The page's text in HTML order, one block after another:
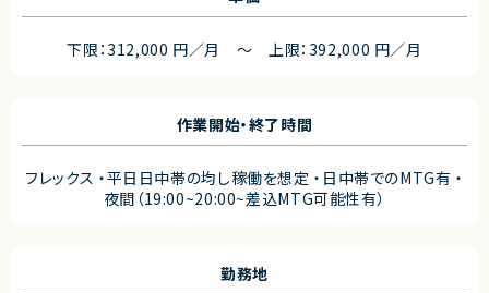
下限：312,000 円／月 ～ 上限：392,000 円／月
作業開始・終了時間
フレックス ・平日日中帯の均し稼働を想定 ・日中帯でのMTG有 ・
夜間（19:00~20:00~差込MTG可能性有）
勤務地